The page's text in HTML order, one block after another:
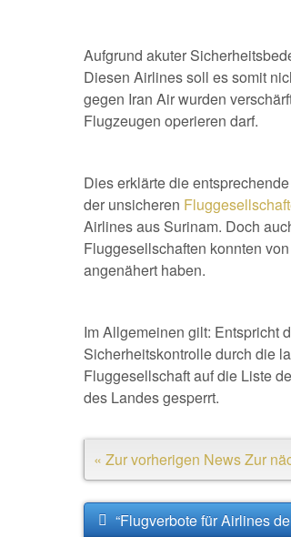
Aufgrund akuter
Diesen Airlines soll es somit
gegen Iran Air wurden
Flugzeugen operieren darf.
Dies erklärte die
der unsicheren
Airlines aus Surinam. Doch
Fluggesellschaften konnten
angenähert haben.
Im Allgemeinen gilt: Entspricht
Sicherheitskontrolle durch die
Fluggesellschaft auf die Liste
des Landes gesperrt.
« Zur vorherigen NewsZur
“Flugverbote für Airlines